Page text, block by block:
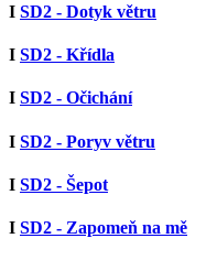
I SD2 - Dotyk větru
I SD2 - Křídla
I SD2 - Očichání
I SD2 - Poryv větru
I SD2 - Šepot
I SD2 - Zapomeň na mě